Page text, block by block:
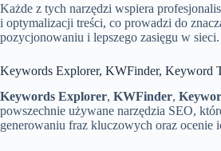
Każde z tych narzędzi wspiera
i optymalizacji treści, co prowadzi do
pozycjonowaniu i lepszego zasięgu w sieci.
Keywords Explorer, KWFinder, Keyword
Keywords Explorer, KWFinder,
powszechnie używane narzędzia SEO,
generowaniu fraz kluczowych oraz ocenie